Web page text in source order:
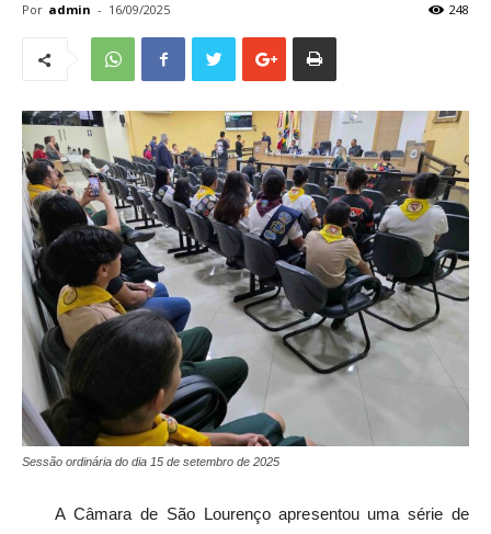
Por admin - 16/09/2025 248
Sessão ordinária do dia 15 de setembro de 2025
A Câmara de São Lourenço apresentou uma série de